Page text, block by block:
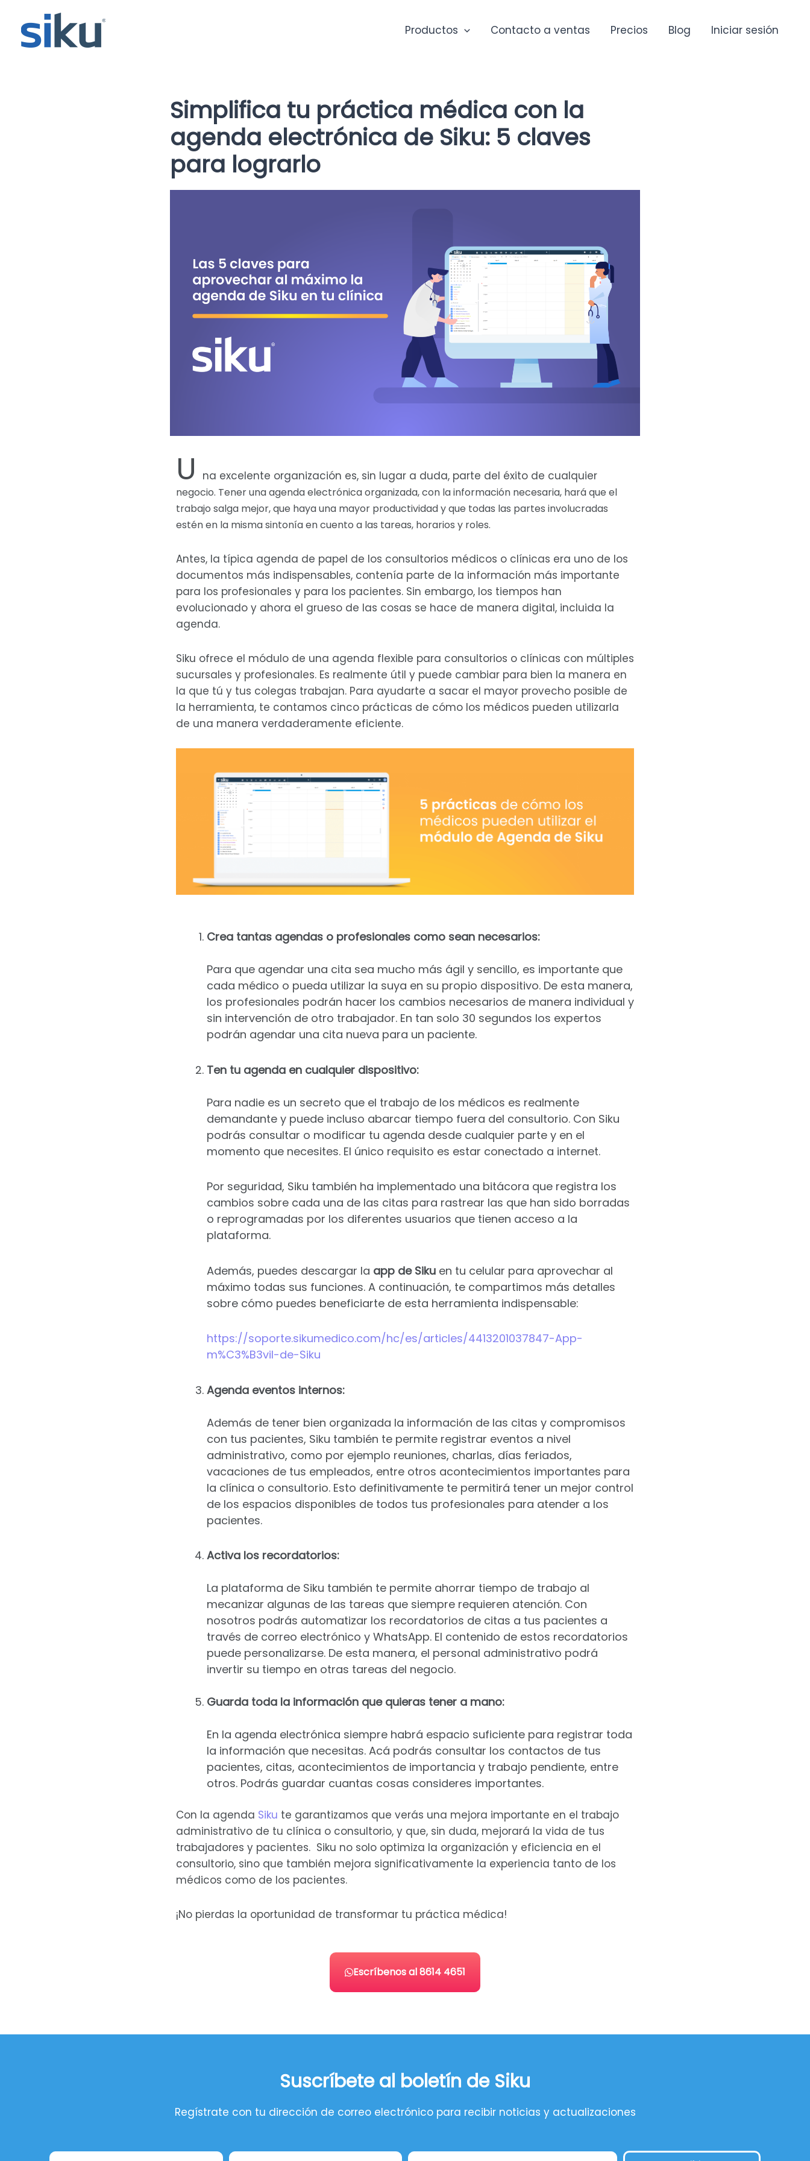
Productos Contacto a ventas Precios Blog Iniciar sesión
Simplifica tu práctica médica con la
agenda electrónica de Siku: 5 claves
para lograrlo
U na excelente organización es, sin lugar a duda, parte del éxito de cualquier
negocio. Tener una agenda electrónica organizada, con la información necesaria, hará que el
trabajo salga mejor, que haya una mayor productividad y que todas las partes involucradas
estén en la misma sintonía en cuento a las tareas, horarios y roles.
Antes, la típica agenda de papel de los consultorios médicos o clínicas era uno de los
documentos más indispensables, contenía parte de la información más importante
para los profesionales y para los pacientes. Sin embargo, los tiempos han
evolucionado y ahora el grueso de las cosas se hace de manera digital, incluida la
agenda.
Siku ofrece el módulo de una agenda flexible para consultorios o clínicas con múltiples
sucursales y profesionales. Es realmente útil y puede cambiar para bien la manera en
la que tú y tus colegas trabajan. Para ayudarte a sacar el mayor provecho posible de
la herramienta, te contamos cinco prácticas de cómo los médicos pueden utilizarla
de una manera verdaderamente eficiente.
Crea tantas agendas o profesionales como sean necesarios:
Para que agendar una cita sea mucho más ágil y sencillo, es importante que
cada médico o pueda utilizar la suya en su propio dispositivo. De esta manera,
los profesionales podrán hacer los cambios necesarios de manera individual y
sin intervención de otro trabajador. En tan solo 30 segundos los expertos
podrán agendar una cita nueva para un paciente.
Ten tu agenda en cualquier dispositivo:
Para nadie es un secreto que el trabajo de los médicos es realmente
demandante y puede incluso abarcar tiempo fuera del consultorio. Con Siku
podrás consultar o modificar tu agenda desde cualquier parte y en el
momento que necesites. El único requisito es estar conectado a internet.
Por seguridad, Siku también ha implementado una bitácora que registra los
cambios sobre cada una de las citas para rastrear las que han sido borradas
o reprogramadas por los diferentes usuarios que tienen acceso a la
plataforma.
Además, puedes descargar la app de Siku en tu celular para aprovechar al
máximo todas sus funciones. A continuación, te compartimos más detalles
sobre cómo puedes beneficiarte de esta herramienta indispensable:
https://soporte.sikumedico.com/hc/es/articles/4413201037847-App-
m%C3%B3vil-de-Siku
Agenda eventos internos:
Además de tener bien organizada la información de las citas y compromisos
con tus pacientes, Siku también te permite registrar eventos a nivel
administrativo, como por ejemplo reuniones, charlas, días feriados,
vacaciones de tus empleados, entre otros acontecimientos importantes para
la clínica o consultorio. Esto definitivamente te permitirá tener un mejor control
de los espacios disponibles de todos tus profesionales para atender a los
pacientes.
Activa los recordatorios:
La plataforma de Siku también te permite ahorrar tiempo de trabajo al
mecanizar algunas de las tareas que siempre requieren atención. Con
nosotros podrás automatizar los recordatorios de citas a tus pacientes a
través de correo electrónico y WhatsApp. El contenido de estos recordatorios
puede personalizarse. De esta manera, el personal administrativo podrá
invertir su tiempo en otras tareas del negocio.
Guarda toda la información que quieras tener a mano:
En la agenda electrónica siempre habrá espacio suficiente para registrar toda
la información que necesitas. Acá podrás consultar los contactos de tus
pacientes, citas, acontecimientos de importancia y trabajo pendiente, entre
otros. Podrás guardar cuantas cosas consideres importantes.
Con la agenda Siku te garantizamos que verás una mejora importante en el trabajo
administrativo de tu clínica o consultorio, y que, sin duda, mejorará la vida de tus
trabajadores y pacientes. Siku no solo optimiza la organización y eficiencia en el
consultorio, sino que también mejora significativamente la experiencia tanto de los
médicos como de los pacientes.
¡No pierdas la oportunidad de transformar tu práctica médica!
Escríbenos al 8614 4651
Suscríbete al boletín de Siku
Regístrate con tu dirección de correo electrónico para recibir noticias y actualizaciones